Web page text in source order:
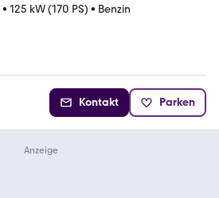
• 125 kW (170 PS) • Benzin
Kontakt Parken